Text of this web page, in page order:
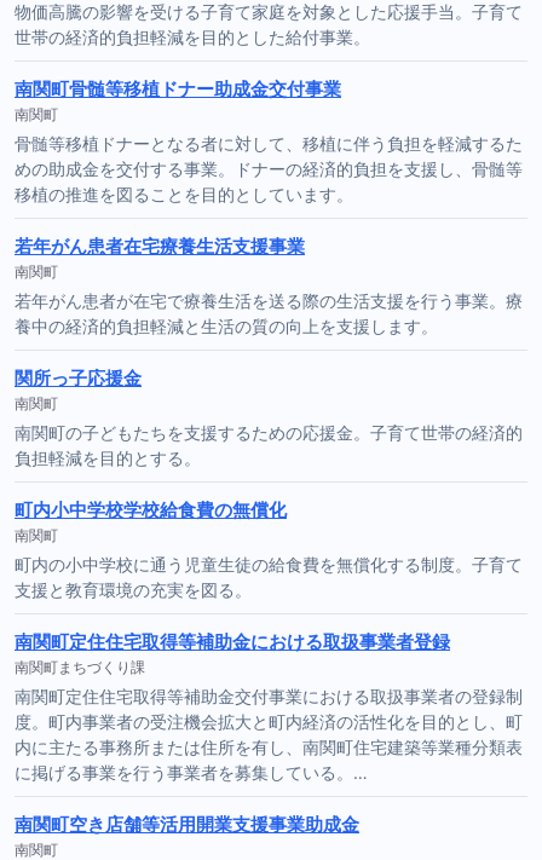
物価高騰の影響を受ける子育て家庭を対象とした応援手当。子育て
世帯の経済的負担軽減を目的とした給付事業。
南関町骨髄等移植ドナー助成金交付事業
南関町
骨髄等移植ドナーとなる者に対して、移植に伴う負担を軽減するた
めの助成金を交付する事業。ドナーの経済的負担を支援し、骨髄等
移植の推進を図ることを目的としています。
若年がん患者在宅療養生活支援事業
南関町
若年がん患者が在宅で療養生活を送る際の生活支援を行う事業。療
養中の経済的負担軽減と生活の質の向上を支援します。
関所っ子応援金
南関町
南関町の子どもたちを支援するための応援金。子育て世帯の経済的
負担軽減を目的とする。
町内小中学校学校給食費の無償化
南関町
町内の小中学校に通う児童生徒の給食費を無償化する制度。子育て
支援と教育環境の充実を図る。
南関町定住住宅取得等補助金における取扱事業者登録
南関町まちづくり課
南関町定住住宅取得等補助金交付事業における取扱事業者の登録制
度。町内事業者の受注機会拡大と町内経済の活性化を目的とし、町
内に主たる事務所または住所を有し、南関町住宅建築等業種分類表
に掲げる事業を行う事業者を募集している。…
南関町空き店舗等活用開業支援事業助成金
南関町